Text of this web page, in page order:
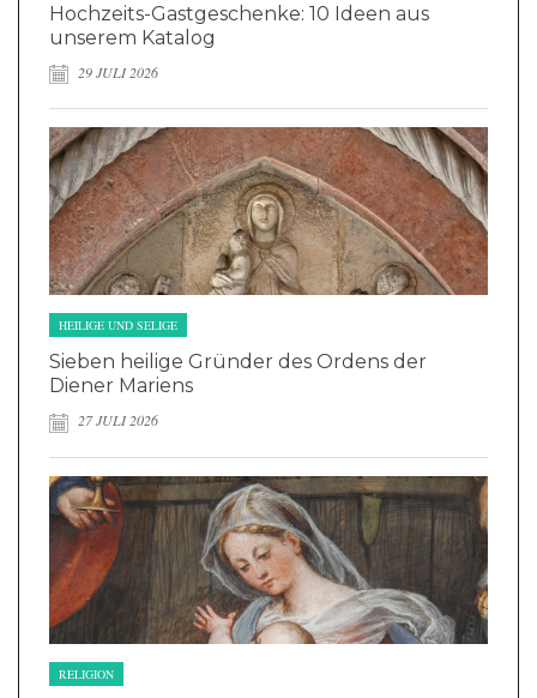
Hochzeits-Gastgeschenke: 10 Ideen aus
unserem Katalog
29 JULI 2026
HEILIGE UND SELIGE
Sieben heilige Gründer des Ordens der
Diener Mariens
27 JULI 2026
RELIGION